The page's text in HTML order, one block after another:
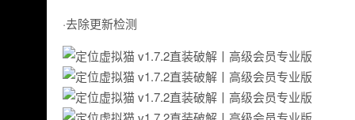
·去除更新检测